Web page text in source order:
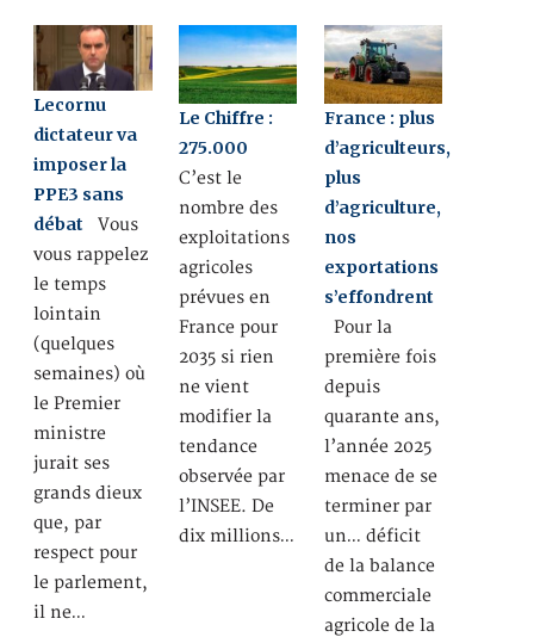
Lecornu
dictateur va
imposer la
PPE3 sans
débat Vous
vous rappelez
le temps
lointain
(quelques
semaines) où
le Premier
ministre
jurait ses
grands dieux
que, par
respect pour
le parlement,
il ne…
Le Chiffre :
275.000
C’est le
nombre des
exploitations
agricoles
prévues en
France pour
2035 si rien
ne vient
modifier la
tendance
observée par
l’INSEE. De
dix millions…
France : plus
d’agriculteurs,
plus
d’agriculture,
nos
exportations
s’effondrent
Pour la
première fois
depuis
quarante ans,
l’année 2025
menace de se
terminer par
un… déficit
de la balance
commerciale
agricole de la